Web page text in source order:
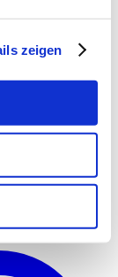
zeigen
bügeln, nicht